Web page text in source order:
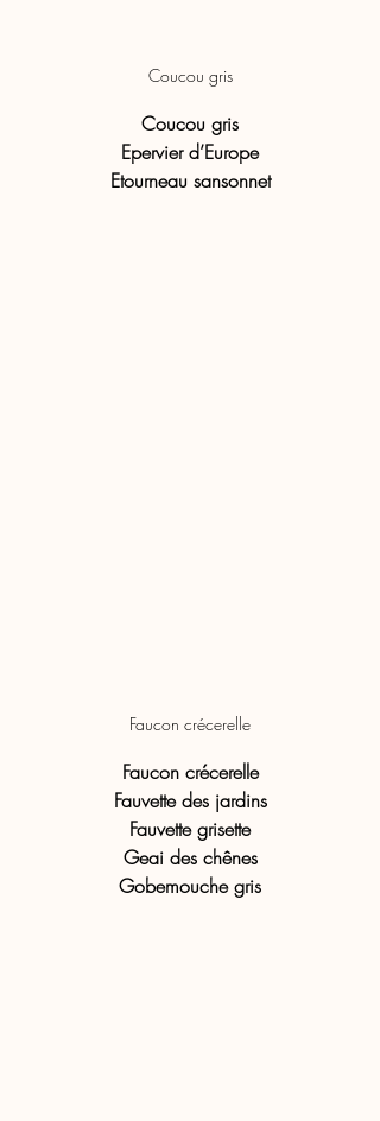
Coucou gris
Coucou gris
Epervier d’Europe
Etourneau sansonnet
Faucon crécerelle
Faucon crécerelle
Fauvette des jardins
Fauvette grisette
Geai des chênes
Gobemouche gris